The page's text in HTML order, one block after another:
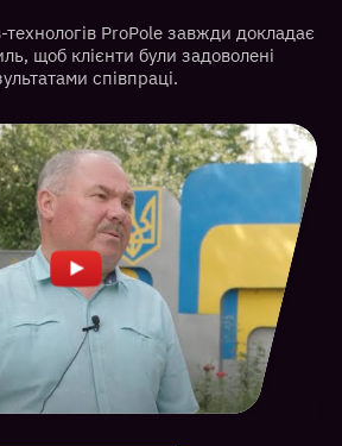
ProPole завжди докладає
щоб клієнти були задоволені
співпраці.